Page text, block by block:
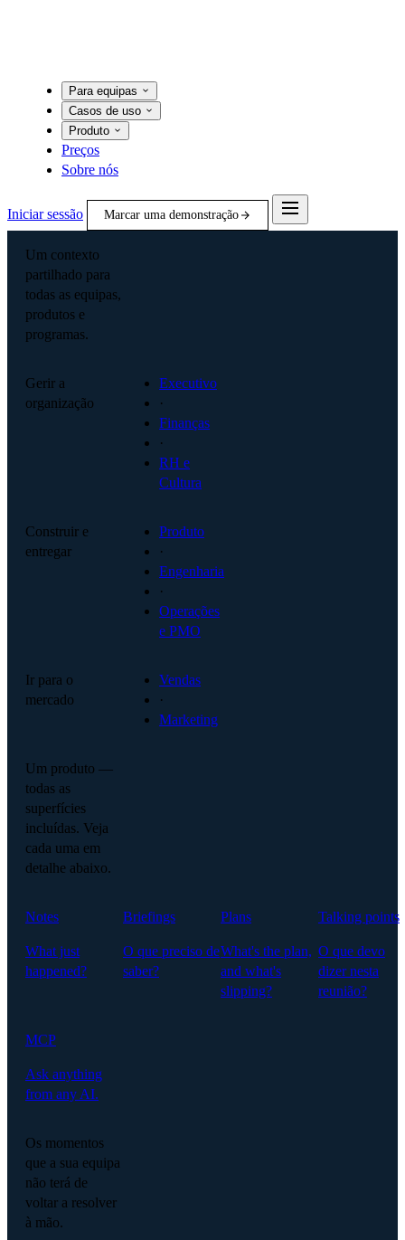
Para equipas
Casos de uso
Produto
Preços
Sobre nós
Iniciar sessão Marcar uma demonstração
Um contexto
partilhado para
todas as equipas,
produtos e
programas.
Gerir a
organização
Executivo
·
Finanças
·
RH e
Cultura
Construir e
entregar
Produto
·
Engenharia
·
Operações
e PMO
Ir para o
mercado
Vendas
·
Marketing
Um produto —
todas as
superfícies
incluídas. Veja
cada uma em
detalhe abaixo.
Notes
What just
happened?
Briefings
O que preciso de
saber?
Plans
What's the plan,
and what's
slipping?
Talking points
O que devo
dizer nesta
reunião?
MCP
Ask anything
from any AI.
Os momentos
que a sua equipa
não terá de
voltar a resolver
à mão.